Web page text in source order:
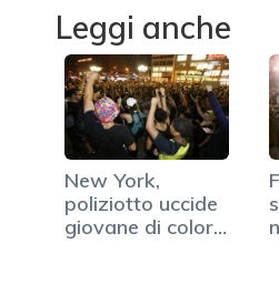
Leggi anche
New York,
poliziotto uccide
giovane di colore